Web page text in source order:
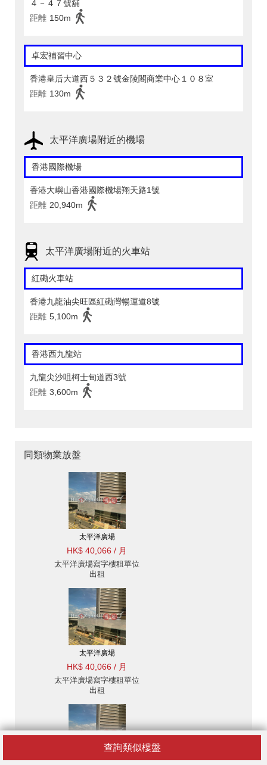
查詢類似樓盤
４－４７號舖
距離 150m
卓宏補習中心
香港皇后大道西５３２號金陵閣商業中心１０８室
距離 130m
太平洋廣場附近的機場
香港國際機場
香港大嶼山香港國際機場翔天路1號
距離 20,940m
太平洋廣場附近的火車站
紅磡火車站
香港九龍油尖旺區紅磡灣暢運道8號
距離 5,100m
香港西九龍站
九龍尖沙咀柯士甸道西3號
距離 3,600m
同類物業放盤
太平洋廣場
HK$ 40,066 / 月
太平洋廣場寫字樓租單位
出租
太平洋廣場
HK$ 40,066 / 月
太平洋廣場寫字樓租單位
出租